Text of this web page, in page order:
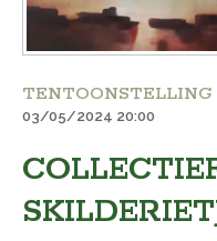
03/05/2024 20:00